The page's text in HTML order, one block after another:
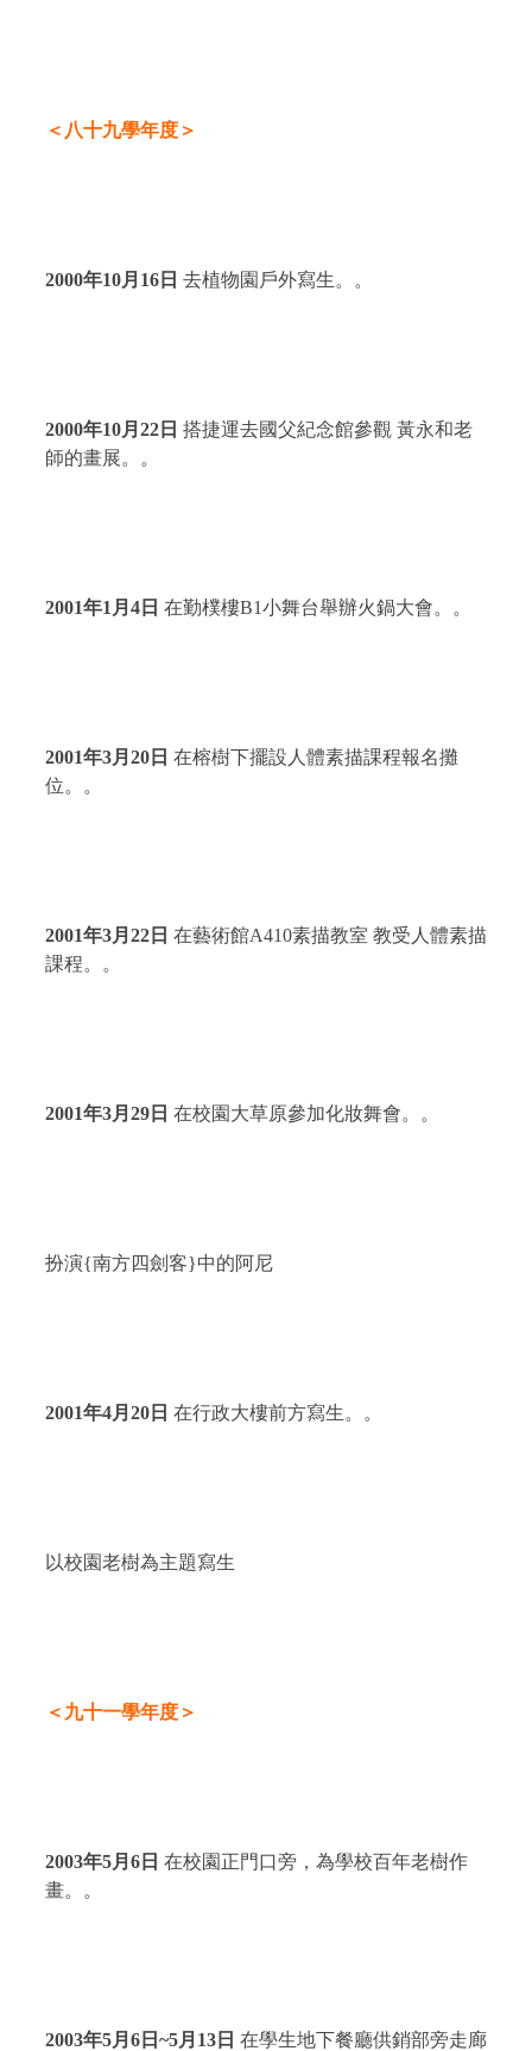
＜八十九學年度＞
2000年10月 16 日 去植物園戶外寫生。。
2000年10月 22 日 搭捷運去國父紀念館參觀 黃永和老
師的畫展。。
2001年1 月 4 日 在勤樸樓B1小舞台舉辦火鍋大會。。
2001年3月 20 日 在榕樹下擺設人體素描課程報名攤
位。。
2001年3月 22 日 在藝術館A410素描教室 教受人體素描
課程。。
2001年3月 29 日 在校園大草原參加化妝舞會。。
扮演{南方四劍客}中的阿尼
2001年4月 20 日 在行政大樓前方寫生。。
以校園老樹為主題寫生
＜九十一學年度＞
2003年5月 6 日 在校園正門口旁，為學校百年老樹作
畫。。
2003年5月 6 日 ~5月13 日 在學生地下餐廳供銷部旁走廊